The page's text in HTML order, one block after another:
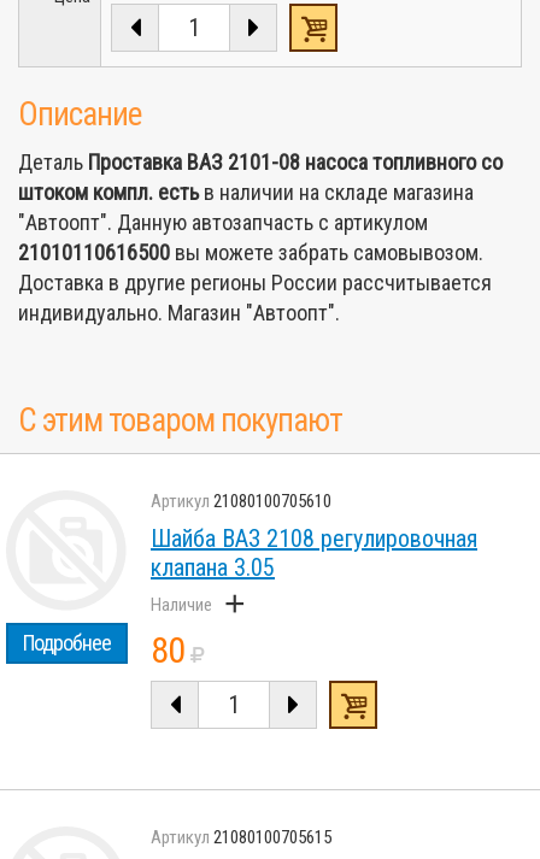
Описание
Деталь Проставка ВАЗ 2101-08 насоса топливного со
штоком компл. естьв наличии на складе магазина
"Автоопт". Данную автозапчасть с артикулом
21010110616500 вы можете забрать самовывозом.
Доставка в другие регионы России рассчитывается
индивидуально. Магазин "Автоопт".
С этим товаром покупают
Подробнее
21080100705610
Шайба ВАЗ 2108 регулировочная
клапана 3.05
+
80
21080100705615